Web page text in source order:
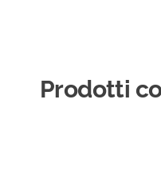
Prodotti